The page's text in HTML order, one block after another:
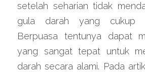
setelah seharian tidak
gula darah yang cukup
Berpuasa tentunya dapat
yang sangat tepat untuk
darah secara alami. Pada